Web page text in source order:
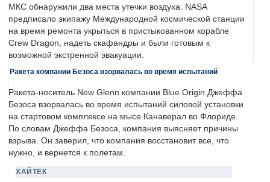
МКС обнаружили два места утечки воздуха. NASA
предписало экипажу Международной космической станции
на время ремонта укрыться в пристыкованном корабле
Crew Dragon, надеть скафандры и были готовым к
возможной экстренной эвакуации.
Ракета компании Безоса взорвалась во время испытаний
Ракета-носитель New Glenn компании Blue Origin Джеффа
Безоса взорвалась во время испытаний силовой установки
на стартовом комплексе на мысе Канаверал во Флориде.
По словам Джеффа Безоса, компания выясняет причины
взрыва. Он заверил, что компания восстановит все, что
нужно, и вернется к полетам.
ХАЙТЕК